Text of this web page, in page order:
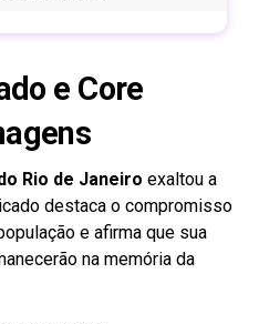
e Core
Rio de Janeiro exaltou a
destaca o compromisso
e afirma que sua
na memória da